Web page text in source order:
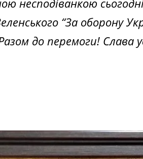
несподіванкою
“За оборону
до перемоги! Слава